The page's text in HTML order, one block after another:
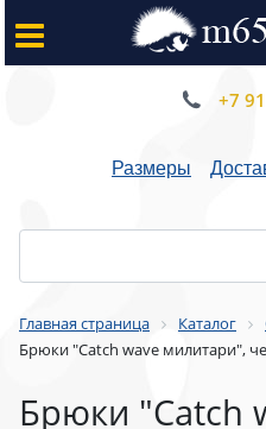
+7
Размеры
Главная страница Каталог
Брюки "Catch wave милитари",
Брюки "Catch